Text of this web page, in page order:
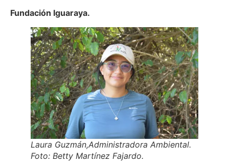
Fundación Iguaraya.
Laura Guzmán,Administradora Ambiental.
Foto: Betty Martínez Fajardo.